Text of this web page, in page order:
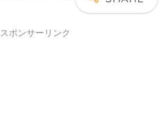
スポンサーリンク